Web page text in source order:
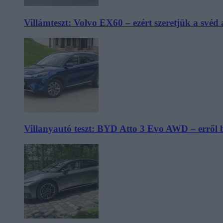
Villámteszt: Volvo EX60 – ezért szeretjük a svéd
Villanyautó teszt: BYD Atto 3 Evo AWD – erről